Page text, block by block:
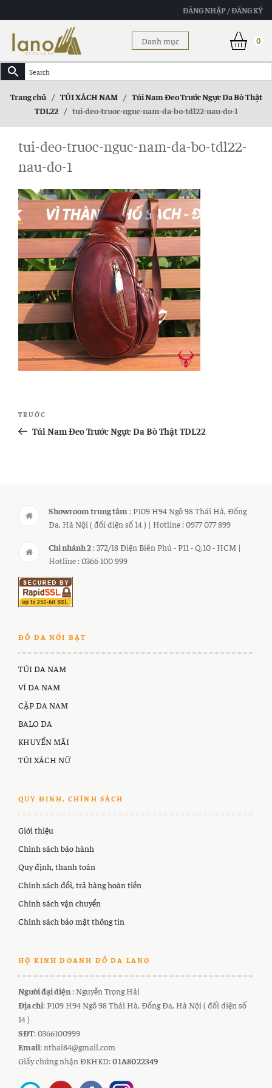
ĐĂNG NHẬP / ĐĂNG KÝ
Danh mục 0
Trang chủ / TÚI XÁCH NAM / Túi Nam Đeo Trước Ngực Da Bò Thật
TDL22 / tui-deo-truoc-nguc-nam-da-bo-tdl22-nau-do-1
tui-deo-truoc-nguc-nam-da-bo-tdl22-
nau-do-1
Điều
hướng
Bài
cũ
TRƯỚC
Túi Nam Đeo Trước Ngực Da Bò Thật TDL22
Showroom trung tâm : P109 H94 Ngõ 98 Thái Hà, Đống
Đa, Hà Nội ( đối diện số 14 ) | Hotline : 0977 077 899
Chi nhánh 2 : 372/18 Điện Biên Phủ - P11 - Q.10 - HCM |
Hotline : 0366 100 999
ĐỒ DA NỔI BẬT
TÚI DA NAM
VÍ DA NAM
CẶP DA NAM
BALO DA
KHUYẾN MÃI
TÚI XÁCH NỮ
QUY ĐINH, CHÍNH SÁCH
Giới thiệu
Chính sách bảo hành
Quy định, thanh toán
Chính sách đổi, trả hàng hoàn tiền
Chính sách vận chuyển
Chính sách bảo mật thông tin
HỘ KINH DOANH ĐỒ DA LANO
Người đại diện : Nguyễn Trọng Hải
Địa chỉ: P109 H94 Ngõ 98 Thái Hà, Đống Đa, Hà Nội ( đối diện số
14 )
SĐT: 0366100999
Email: nthai84@gmail.com
Giấy chứng nhận ĐKHKD:01A8022349